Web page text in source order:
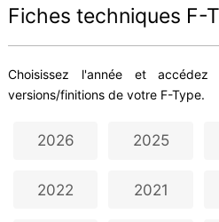
Fiches techniques F-
Choisissez l'année et
versions/finitions de votre F-Type.
2026 2025
2022 2021